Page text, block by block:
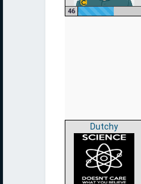
46
Dutchy